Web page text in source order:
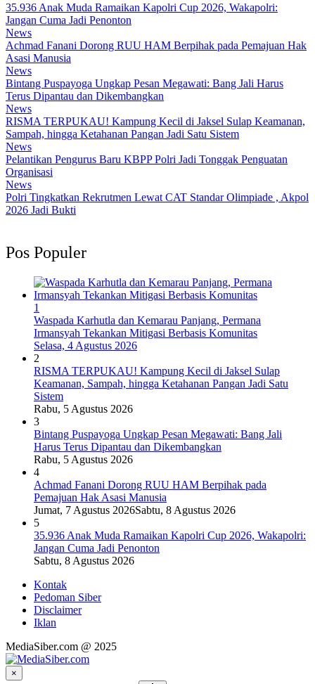
35.936 Anak Muda Ramaikan Kapolri Cup 2026, Wakapolri:
Jangan Cuma Jadi Penonton
News
Achmad Fanani Dorong RUU HAM Berpihak pada Pemajuan Hak
Asasi Manusia
News
Bintang Puspayoga Ungkap Pesan Megawati: Bang Jali Harus
Terus Dipantau dan Dikembangkan
News
RISMA TERPUKAU! Kampung Kecil di Jaksel Sulap Keamanan,
Sampah, hingga Ketahanan Pangan Jadi Satu Sistem
News
Pelantikan Pengurus Baru KBPP Polri Jadi Tonggak Penguatan
Organisasi
News
Polri Tingkatkan Rekrutmen Lewat CAT Standar Olimpiade , Akpol
2026 Jadi Bukti
Pos Populer
1
Waspada Karhutla dan Kemarau Panjang, Permana
Irmansyah Tekankan Mitigasi Berbasis Komunitas
Selasa, 4 Agustus 2026
2
RISMA TERPUKAU! Kampung Kecil di Jaksel Sulap
Keamanan, Sampah, hingga Ketahanan Pangan Jadi Satu
Sistem
Rabu, 5 Agustus 2026
3
Bintang Puspayoga Ungkap Pesan Megawati: Bang Jali
Harus Terus Dipantau dan Dikembangkan
Rabu, 5 Agustus 2026
4
Achmad Fanani Dorong RUU HAM Berpihak pada
Pemajuan Hak Asasi Manusia
Jumat, 7 Agustus 2026Sabtu, 8 Agustus 2026
5
35.936 Anak Muda Ramaikan Kapolri Cup 2026, Wakapolri:
Jangan Cuma Jadi Penonton
Sabtu, 8 Agustus 2026
Kontak
Pedoman Siber
Disclaimer
Iklan
MediaSiber.com @ 2025
×